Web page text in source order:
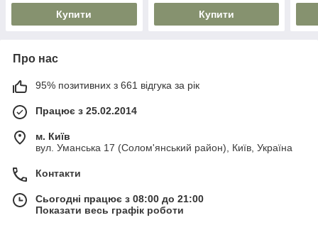
Купити Купити
Про нас
95% позитивних з 661 відгука за рік
Працює з 25.02.2014
м. Київ
вул. Уманська 17 (Солом'янський район), Київ, Україна
Контакти
Сьогодні працює з 08:00 до 21:00
Показати весь графік роботи